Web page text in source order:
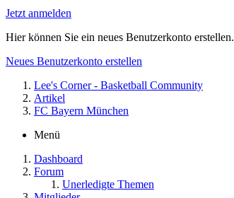
Jetzt anmelden
Hier können Sie ein neues Benutzerkonto erstellen.
Neues Benutzerkonto erstellen
Lee's Corner - Basketball Community
Artikel
FC Bayern München
Menü
Dashboard
Forum
Unerledigte Themen